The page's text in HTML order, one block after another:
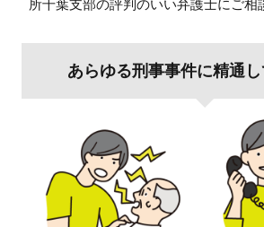
所千葉支部の評判のいい弁護士にご相
あらゆる刑事事件に精通し